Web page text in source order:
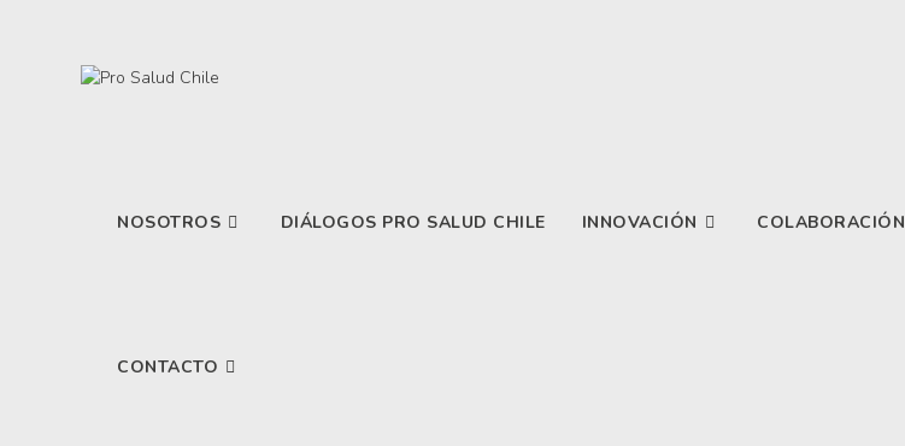
NOSOTROS DIÁLOGOS PRO SALUD CHILE INNOVACIÓN COLABORACIÓN
CONTACTO